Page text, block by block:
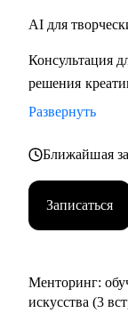
AI для
Консультация
решения
Развернуть
Ближайшая
Записаться
Менторинг:
искусства (3